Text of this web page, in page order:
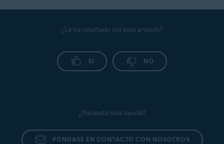
¿Le ha resultado útil este artículo?
SÍ NO
¿Necesita más ayuda?
PÓNGASE EN CONTACTO CON NOSOTROS